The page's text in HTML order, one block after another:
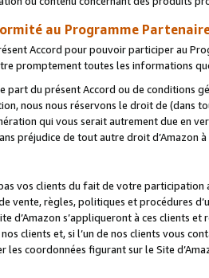
au Programme
Accord pour pouvoir participer au
promptement toutes les informations
part du présent Accord ou de conditions
nous nous réservons le droit de (dans
qui vous serait autrement due en
préjudice de tout autre droit
vos clients du fait de votre
vente, règles, politiques et procédures
d’Amazon s’appliqueront à ces clients
clients et, si l’un de nos clients vous
les coordonnées figurant sur le Site